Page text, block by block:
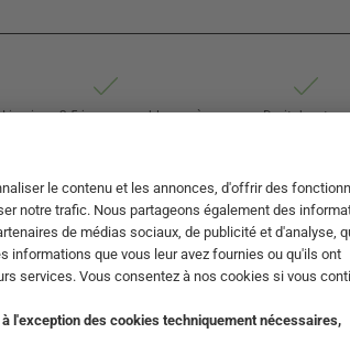
Livraison 3-5 jours ouvrables après
Droit de retour